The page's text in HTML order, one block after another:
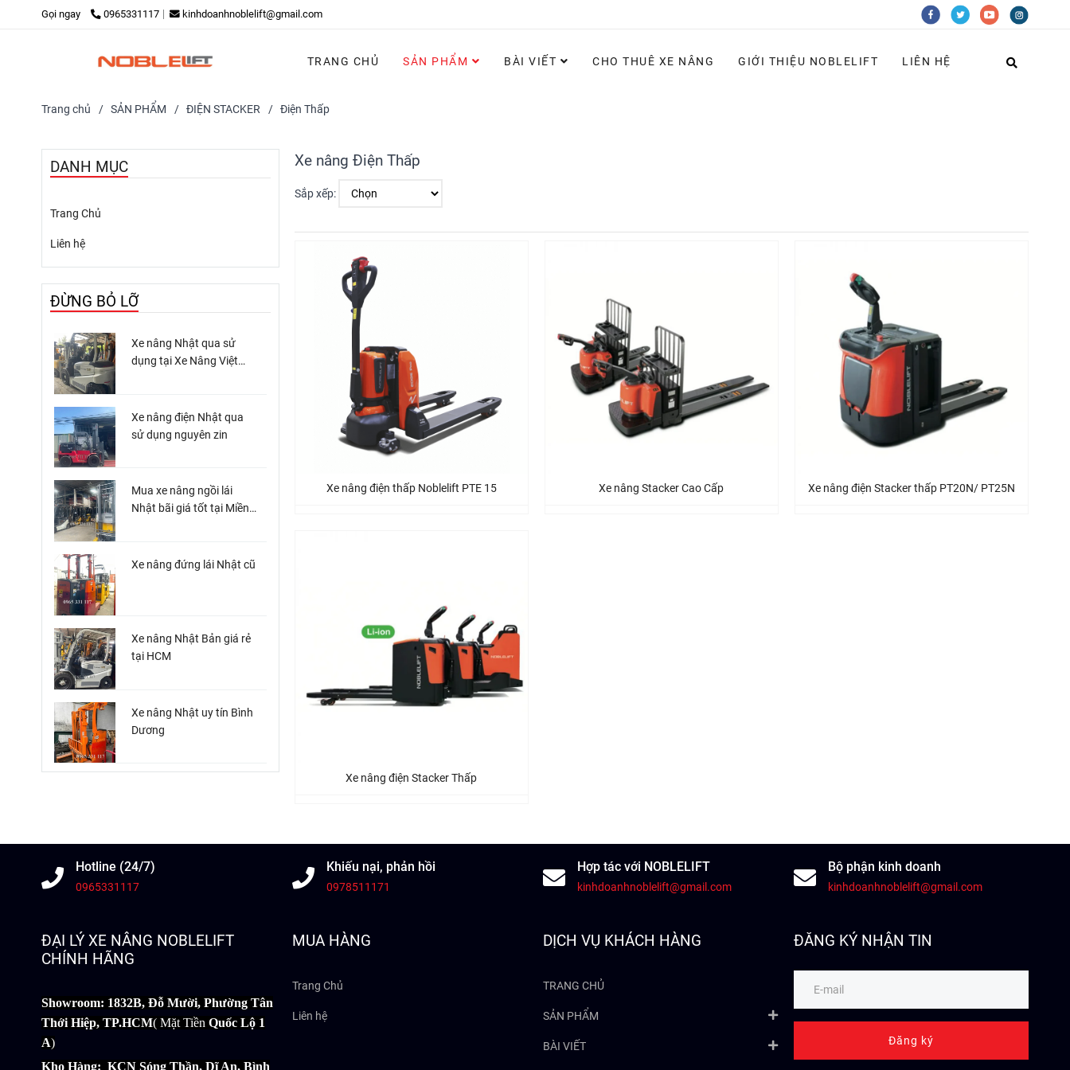
Gọi ngay 0965331117 kinhdoanhnoblelift@gmail.com
TRANG CHỦ SẢN PHẨM BÀI VIẾT CHO THUÊ XE NÂNG GIỚI THIỆU NOBLELIFT LIÊN HỆ
Trang chủ / SẢN PHẨM / ĐIỆN STACKER / Điện Thấp
Xe nâng Điện Thấp
Sắp xếp:
Xe nâng điện thấp Noblelift PTE 15 Xe nâng Stacker Cao Cấp Xe nâng điện Stacker thấp PT20N/ PT25N
Xe nâng điện Stacker Thấp
DANH MỤC
Trang Chủ
Liên hệ
ĐỪNG BỎ LỠ
Xe nâng Nhật qua sử
dụng tại Xe Nâng Việt
Xe nâng điện Nhật qua
sử dụng nguyên zin
Mua xe nâng ngồi lái
Nhật bãi giá tốt tại Miền
Xe nâng đứng lái Nhật cũ
Xe nâng Nhật Bản giá rẻ
tại HCM
Xe nâng Nhật uy tín Bình
Dương
Hotline (24/7)
0965331117
Khiếu nại, phản hồi
0978511171
Hợp tác với NOBLELIFT
kinhdoanhnoblelift@gmail.com
Bộ phận kinh doanh
kinhdoanhnoblelift@gmail.com
ĐẠI LÝ XE NÂNG NOBLELIFT
CHÍNH HÃNG
Showroom: 1832B, Đỗ Mười, Phường Tân
Thới Hiệp, TP.HCM( Mặt Tiền Quốc Lộ 1
A)
Kho Hàng: KCN Sóng Thần, Dĩ An, Bình
MUA HÀNG
Trang Chủ
Liên hệ
DỊCH VỤ KHÁCH HÀNG
TRANG CHỦ
SẢN PHẨM
BÀI VIẾT
ĐĂNG KÝ NHẬN TIN
Đăng ký